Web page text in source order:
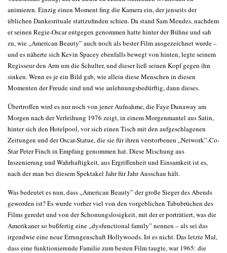
animieren. Einzig einen Moment fing die Kamera ein, der jenseits der
üblichen Dankesrituale stattzufinden schien. Da stand Sam Mendes, nachdem
er seinen Regie-Oscar entgegen genommen hatte hinter der Bühne und sah
zu, wie „American Beauty” auch noch als bester Film ausgezeichnet wurde –
und es näherte sich Kevin Spacey ebenfalls bewegt von hinten, legte seinem
Regisseur den Arm um die Schulter, und dieser ließ seinen Kopf gegen ihn
sinken. Wenn es je ein Bild gab, wie allein diese Menschen in diesen
Momenten der Freude sind und wie anlehnungsbedürftig, dann dieses.
Übertroffen wird es nur noch von jener Aufnahme, die Faye Dunaway am
Morgen nach der Verleihung 1976 zeigt, in einem Morgenmantel aus Satin,
hinter sich den Hotelpool, vor sich einen Tisch mit den aufgeschlagenen
Zeitungen und der Oscar-Statue, die sie für ihren verstorbenen „Network”-Co-
Star Peter Finch in Empfang genommen hat. Diese Mischung aus
Inszenierung und Wahrhaftigkeit, aus Ergriffenheit und Einsamkeit ist es,
nach der man bei diesem Spektakel Jahr für Jahr Ausschau hält.
Was bedeutet es nun, dass „American Beauty” der große Sieger des Abends
geworden ist? Es wurde vorher viel von den vorgeblichen Tabubrüchen des
Films geredet und von der Schonungslosigkeit, mit der er porträtiert, was die
Amerikaner so bußfertig eine „dysfunctional family” nennen – als sei das
irgendwie eine neue Errungenschaft Hollywoods. Ist es nicht. Das letzte Mal,
dass eine funktionierende Familie zum besten Film taugte, war 1965: die